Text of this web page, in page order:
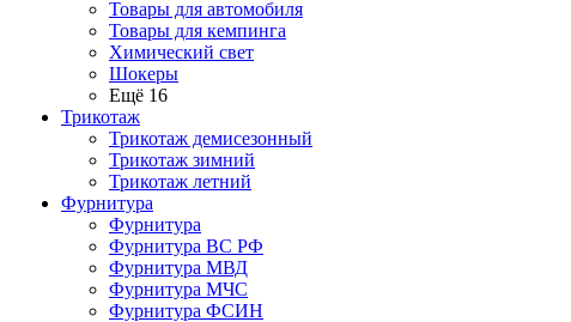
Товары для автомобиля
Товары для кемпинга
Химический свет
Шокеры
Ещё 16
Трикотаж
Трикотаж демисезонный
Трикотаж зимний
Трикотаж летний
Фурнитура
Фурнитура
Фурнитура ВС РФ
Фурнитура МВД
Фурнитура МЧС
Фурнитура ФСИН